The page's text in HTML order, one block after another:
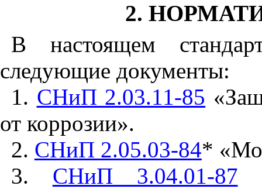
2.
В настоящем
следующие документы:
1. СНиП 2.03.11-85
от коррозии».
2. СНиП 2.05.03-84*
3.
СНиП 3.04.01-87